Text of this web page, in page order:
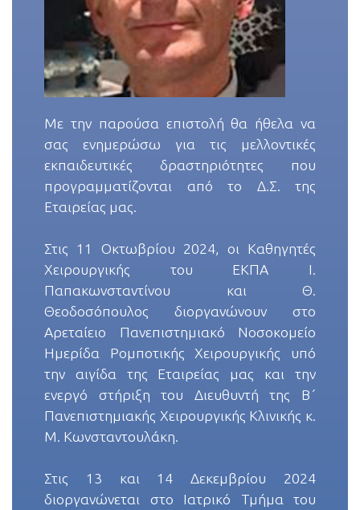
Με την παρούσα επιστολή θα ήθελα να
σας ενημερώσω για τις μελλοντικές
εκπαιδευτικές δραστηριότητες που
προγραμματίζονται από το Δ.Σ. της
Εταιρείας μας.
Στις 11 Οκτωβρίου 2024, οι Καθηγητές
Χειρουργικής του ΕΚΠΑ Ι.
Παπακωνσταντίνου και Θ.
Θεοδοσόπουλος διοργανώνουν στο
Αρεταίειο Πανεπιστημιακό Νοσοκομείο
Ημερίδα Ρομποτικής Χειρουργικής υπό
την αιγίδα της Εταιρείας μας και την
ενεργό στήριξη του Διευθυντή της Β΄
Πανεπιστημιακής Χειρουργικής Κλινικής κ.
Μ. Κωνσταντουλάκη.
Στις 13 και 14 Δεκεμβρίου 2024
διοργανώνεται στο Ιατρικό Τμήμα του